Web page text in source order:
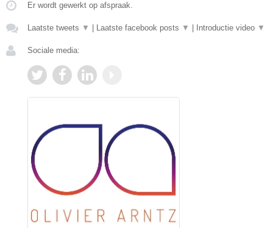
Er wordt gewerkt op afspraak.
Laatste tweets ▼ Laatste facebook posts ▼ Introductie video ▼
Sociale media: